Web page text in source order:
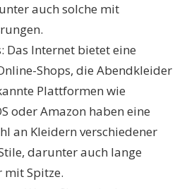
auch solche mit
Das Internet bietet eine
Shops, die Abendkleider
Plattformen wie
oder Amazon haben eine
an Kleidern verschiedener
darunter auch lange
Spitze.